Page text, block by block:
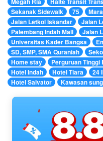
Sekanak Sidewalk
75
Jalan Letkol Iskandar
Jalan
Palembang Indah Mall
Jalan
Universitas Kader Bangsa
SD, SMP, SMA Quraniah
Home stay
Perguruan Tinggi
Hotel Indah
Hotel Tiara 24
Hotel Salvator
Kawasan